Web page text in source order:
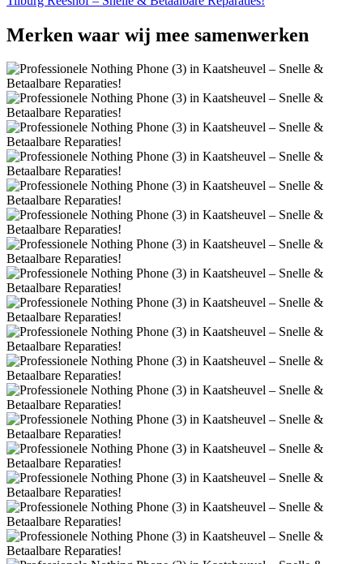
Merken waar wij mee samenwerken